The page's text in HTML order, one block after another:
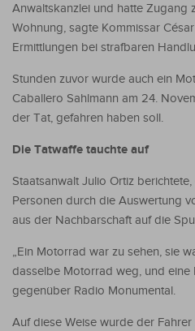
Anwaltskanzlei und hatte Zugang
Wohnung, sagte Kommissar
Ermittlungen bei strafbaren
Stunden zuvor wurde auch ein
Caballero Sahlmann am 24.
der Tat, gefahren haben soll.
Die Tatwaffe tauchte auf
Staatsanwalt Julio Ortiz
Personen durch die Auswertung
aus der Nachbarschaft auf die
„Ein Motorrad war zu sehen, sie
dasselbe Motorrad weg, und eine
gegenüber Radio Monumental.
Auf diese Weise wurde der